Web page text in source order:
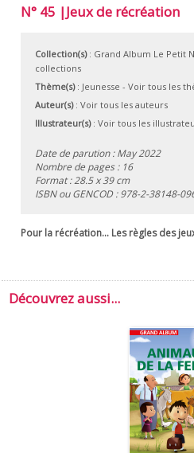
N° 45 |Jeux de récréation
Collection(s): Grand Album Le Petit
collections
Thème(s): Jeunesse - Voir tous les
Auteur(s): Voir tous les auteurs
Illustrateur(s): Voir tous les
Date de parution : May 2022
Nombre de pages : 16
Format : 28.5 x 39 cm
ISBN ou GENCOD :978-2-38148-
Pour la récréation... Les règles des
Découvrez aussi...